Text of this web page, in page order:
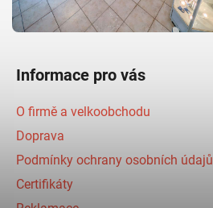
Informace pro vás
O firmě a velkoobchodu
Doprava
Podmínky ochrany osobních údajů
Certifikáty